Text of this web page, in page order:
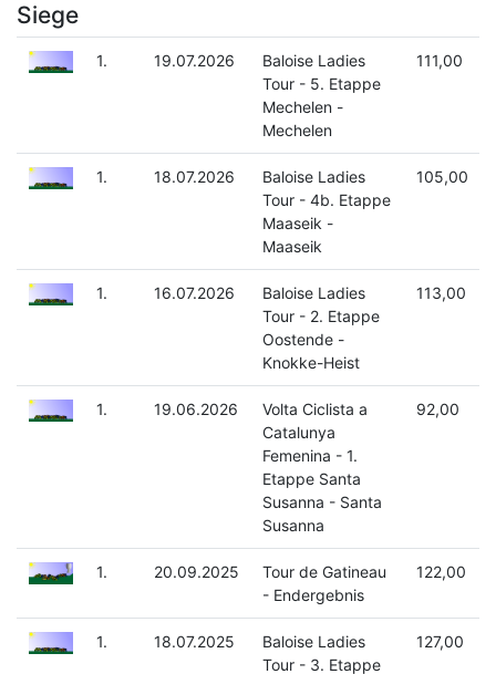
Siege
1. 19.07.2026
Baloise Ladies
Tour - 5. Etappe
Mechelen -
Mechelen
111,00
1. 18.07.2026
Baloise Ladies
Tour - 4b. Etappe
Maaseik -
Maaseik
105,00
1. 16.07.2026
Baloise Ladies
Tour - 2. Etappe
Oostende -
Knokke-Heist
113,00
1. 19.06.2026
Volta Ciclista a
Catalunya
Femenina - 1.
Etappe Santa
Susanna - Santa
Susanna
92,00
1. 20.09.2025
Tour de Gatineau
- Endergebnis
122,00
1. 18.07.2025
Baloise Ladies
Tour - 3. Etappe
127,00